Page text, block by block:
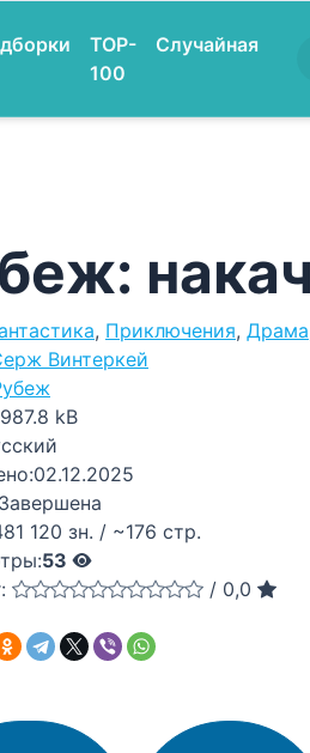
TOP-
100
Случайная
, Приключения, Драма
Винтеркей
987.8 kB
02.12.2025
Завершена
120 зн. / ~176 стр.
53
/ 0,0